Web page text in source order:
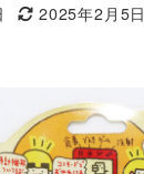
更新日
2025年2月5日